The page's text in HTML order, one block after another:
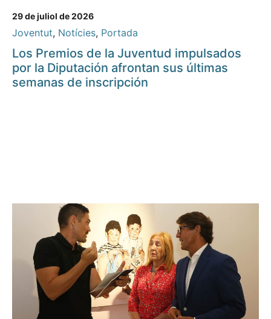
29 de juliol de 2026
Joventut, Notícies, Portada
Los Premios de la Juventud impulsados
por la Diputación afrontan sus últimas
semanas de inscripción